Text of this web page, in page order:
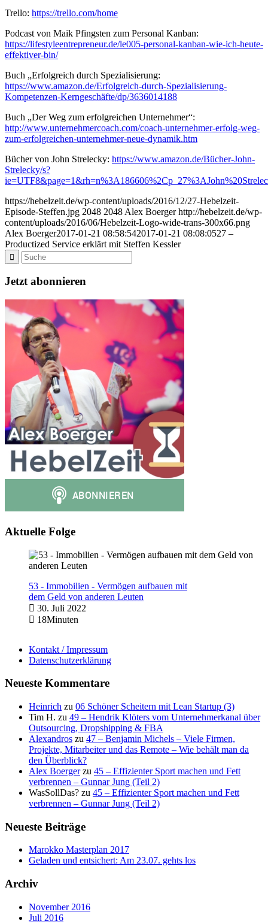
Trello: https://trello.com/home
Podcast von Maik Pfingsten zum Personal Kanban:
https://lifestyleentrepreneur.de/le005-personal-kanban-wie-ich-heute-
effektiver-bin/
Buch „Erfolgreich durch Spezialisierung:
https://www.amazon.de/Erfolgreich-durch-Spezialisierung-
Kompetenzen-Kerngeschäfte/dp/3636014188
Buch „Der Weg zum erfolgreichen Unternehmer“:
http://www.unternehmercoach.com/coach-unternehmer-erfolg-weg-
zum-erfolgreichen-unternehmer-neue-dynamik.htm
Bücher von John Strelecky: https://www.amazon.de/Bücher-John-
Strelecky/s?
https://hebelzeit.de/wp-content/uploads/2016/12/27-Hebelzeit-
Episode-Steffen.jpg 2048 2048 Alex Boerger http://hebelzeit.de/wp-
content/uploads/2016/06/Hebelzeit-Logo-wide-trans-300x66.png
Alex Boerger2017-01-21 08:58:542017-01-21 08:08:0527 –
Productized Service erklärt mit Steffen Kessler
Jetzt abonnieren
Aktuelle Folge
53 - Immobilien - Vermögen aufbauen mit
dem Geld von anderen Leuten
30. Juli 2022
18Minuten
Kontakt / Impressum
Datenschutzerklärung
Neueste Kommentare
Heinrich zu 06 Schöner Scheitern mit Lean Startup (3)
Tim H. zu 49 – Hendrik Klöters vom Unternehmerkanal über
Outsourcing, Dropshipping & FBA
Alexandros zu 47 – Benjamin Michels – Viele Firmen,
Projekte, Mitarbeiter und das Remote – Wie behält man da
den Überblick?
Alex Boergerzu 45 – Effizienter Sport machen und Fett
verbrennen – Gunnar Jung (Teil 2)
WasSollDas? zu 45 – Effizienter Sport machen und Fett
verbrennen – Gunnar Jung (Teil 2)
Neueste Beiträge
Marokko Masterplan 2017
Geladen und entsichert: Am 23.07. gehts los
Archiv
November 2016
Juli 2016